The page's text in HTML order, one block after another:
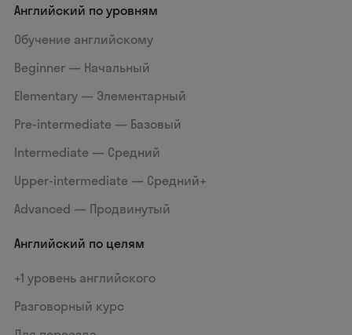
Английский по уровням
Обучение английскому
Beginner — Начальный
Elementary — Элементарный
Pre-intermediate — Базовый
Intermediate — Средний
Upper-intermediate — Средний+
Advanced — Продвинутый
Английский по целям
+1 уровень английского
Разговорный курс